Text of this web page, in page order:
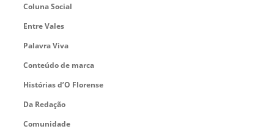
Coluna Social
Entre Vales
Palavra Viva
Conteúdo de marca
Histórias d’O Florense
Da Redação
Comunidade